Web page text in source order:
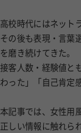
高校時代にはネット
その後も表現・言葉
を磨き続けてきた。
接客人数・経験値と
わった」「自己肯定
本記事では、女性用
正しい情報に触れら